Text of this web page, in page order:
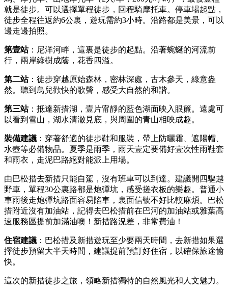
就是徒步。可以選擇單程徒步，回程騎摩托車。停車場起點，
徒步全程往返約6公裏，遊玩需約3小時。沿路都是美景，可以
邊走邊拍照。
第壹站：尼洋河畔，這裏是徒步的起點。沿著蜿蜒的河流前
行，兩岸綠樹成蔭，花香四溢。
第二站：徒步穿越原始森林，密林深處，古木參天，綠意盎
然。聽到鳥兒歡快的歌聲，感受大自然的和諧。
第三站：抵達新措湖，壹片甯靜的藍色湖面映入眼簾。遠處可
以看到雪山，湖水清澈見底，與周圍的青山相映成趣。
裝備建議 ：穿著舒適的徒步鞋和服裝，帶上防曬霜、遮陽帽、
水壺等必備物品。夏季是雨季，雨天壹定要備好壹次性雨鞋套
和雨衣，走泥巴路絕對能派上用場。
由巴松措去新措只能自駕，沒有班車可以到達。建議開四驅越
野車，單程30公裏路都是炮彈坑，感受搓衣板的樂趣。普通小
車雨後走炮彈坑路面容易陷車，裏面信號不好比較麻煩。巴松
措附近沒有加油站，記得去巴松措前在巴河的加油站或雅葉高
速服務區提前加滿油噢！新措路況差，非常費油！
住宿建議 ：巴松措及新措遊玩至少要兩天時間，去新措如果選
擇徒步預留大半天時間，建議提前預訂好住宿，以確保旅途愉
快。
這次的新措徒步之旅，領略新措獨特的自然風光和人文魅力。